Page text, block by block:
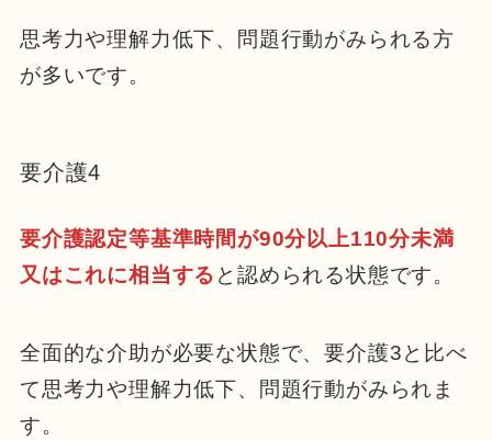
思考力や理解力低下、問題行動がみられる方
が多いです。
要介護4
要介護認定等基準時間が90分以上110分未満
又はこれに相当する と認められる状態です。
全面的な介助が必要な状態で、要介護3と比べ
て思考力や理解力低下、問題行動がみられま
す。